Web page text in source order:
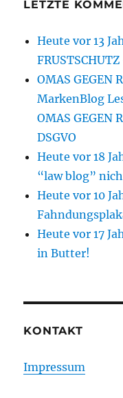
LETZTE
Heute vor 13
OMAS GEGEN
MarkenBlog
OMAS GEGEN
DSGVO
Heute vor 18
“law blog”
Heute vor 10
Heute vor 17
in Butter!
KONTAKT
Impressum